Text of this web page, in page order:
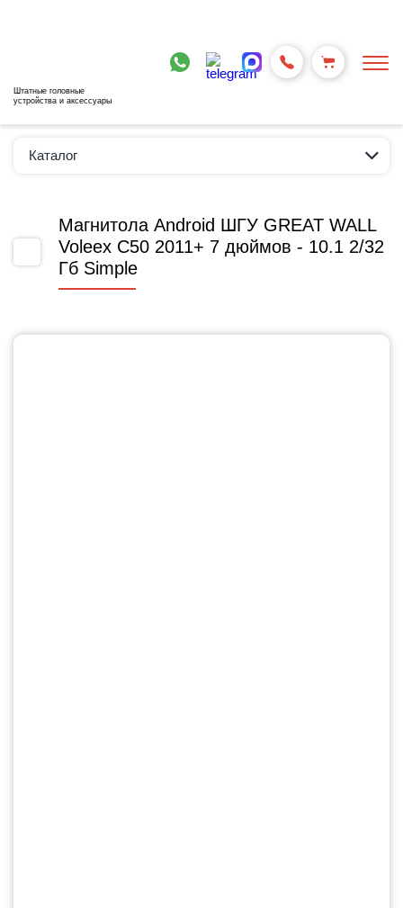
Штатные головные
устройства и аксессуары
Каталог
Магнитола Android ШГУ GREAT WALL
Voleex C50 2011+ 7 дюймов - 10.1 2/32
Гб Simple